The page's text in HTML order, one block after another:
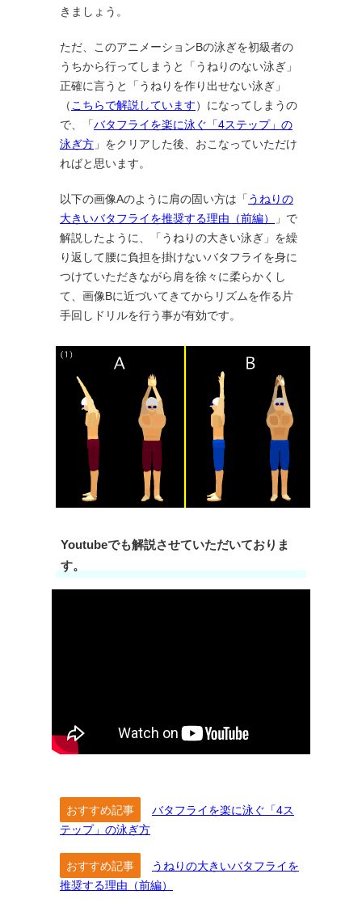
きましょう。
ただ、このアニメーションBの泳ぎを初級者の
うちから行ってしまうと「うねりのない泳ぎ」
正確に言うと「うねりを作り出せない泳ぎ」
（ こちらで解説しています ）になってしまうの
で、「 バタフライを楽に泳ぐ「4ステップ」の
泳ぎ方 」をクリアした後、おこなっていただけ
ればと思います。
以下の画像Aのように肩の固い方は「 うねりの
大きいバタフライを推奨する理由（前編）
」で
解説したように、「うねりの大きい泳ぎ」を繰
り返して腰に負担を掛けないバタフライを身に
つけていただきながら肩を徐々に柔らかくし
て、画像Bに近づいてきてからリズムを作る片
手回しドリルを行う事が有効です。
Youtubeでも解説させていただいておりま
す。
おすすめ記事
バタフライを楽に泳ぐ「4ス
テップ」の泳ぎ方
おすすめ記事
うねりの大きいバタフライを
推奨する理由（前編）